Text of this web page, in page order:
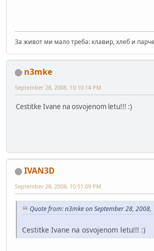
За живот ми мало треба: клавир, хлеб и
n3mke
September 28, 2008, 10:10:14 PM
Cestitke Ivane na osvojenom letu!!! :)
IVAN3D
September 28, 2008, 10:51:09 PM
Quote from: n3mke on September 28, 2008,
Cestitke Ivane na osvojenom letu!!! :)